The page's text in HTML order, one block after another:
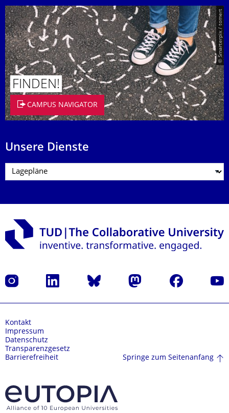
© Smarterpix / tomert
FINDEN!
CAMPUS NAVIGATOR
Unsere Dienste
Instagram LinkedIn Bluesky Mastodon Facebook
Kontakt
Impressum
Datenschutz
Transparenzgesetz
Barrierefreiheit
Springe zum Seitenanfang